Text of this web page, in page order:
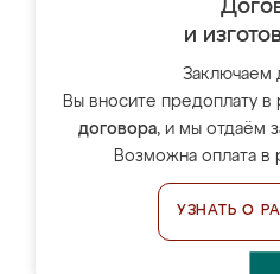
и
Заключаем
Вы вносите предоплату в
договора, и мы отдаём
Возможна оплата в
УЗНАТЬ О